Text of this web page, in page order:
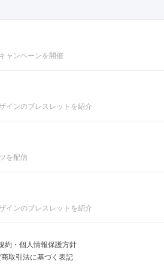
ャンペーンを開催
インのブレスレットを紹介
を配信
インのブレスレットを紹介
約・個人情報保護方針
取引法に基づく表記